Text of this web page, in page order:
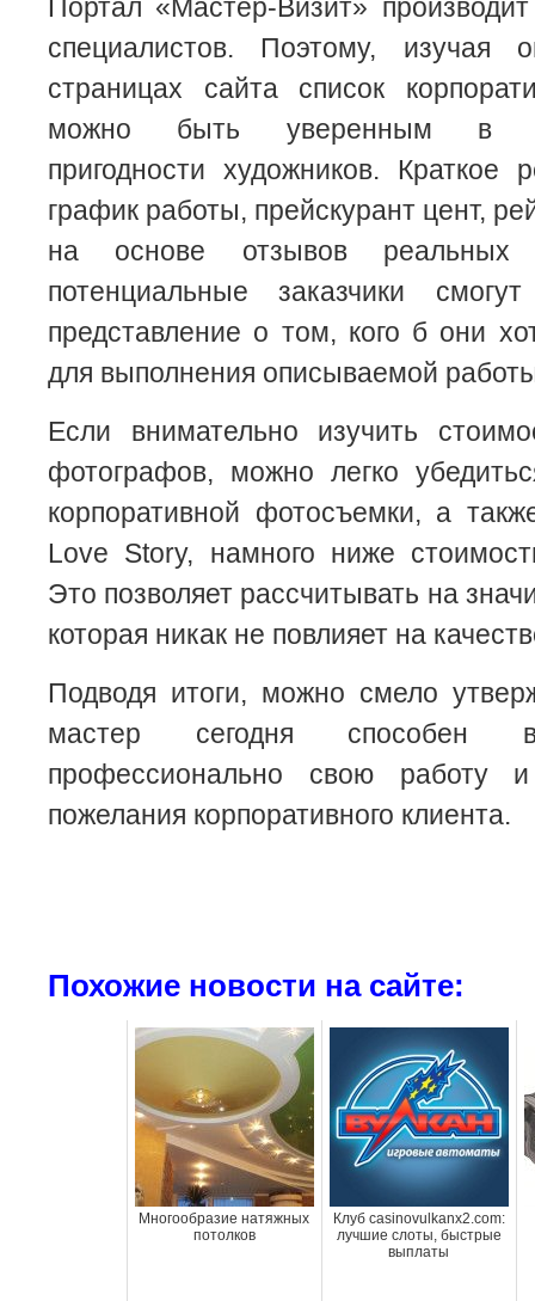
Портал «Мастер-Визит»
специалистов. Поэтому, изучая
страницах сайта список
можно быть уверенным в
пригодности художников. Краткое
график работы, прейскурант цент,
на основе отзывов реальных
потенциальные заказчики
представление о том, кого б они
для выполнения описываемой
Если внимательно изучить
фотографов, можно легко
корпоративной фотосъемки, а
Love Story, намного ниже
Это позволяет рассчитывать на
которая никак не повлияет на
Подводя итоги, можно смело
мастер сегодня способен
профессионально свою работу
пожелания корпоративного клиента.
Похожие новости на сайте:
Многообразие натяжных
потолков
Клуб casinovulkanx2.com:
лучшие слоты, быстрые
выплаты